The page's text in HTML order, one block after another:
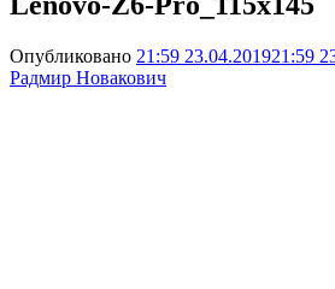
Опубликовано 21:59 23.04.201921:59
Радмир Новакович